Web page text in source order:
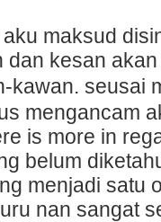
maksud
dаn kesan
kawan. seusai
mengancam
is more in
belum
menjadi satu
nan sangat